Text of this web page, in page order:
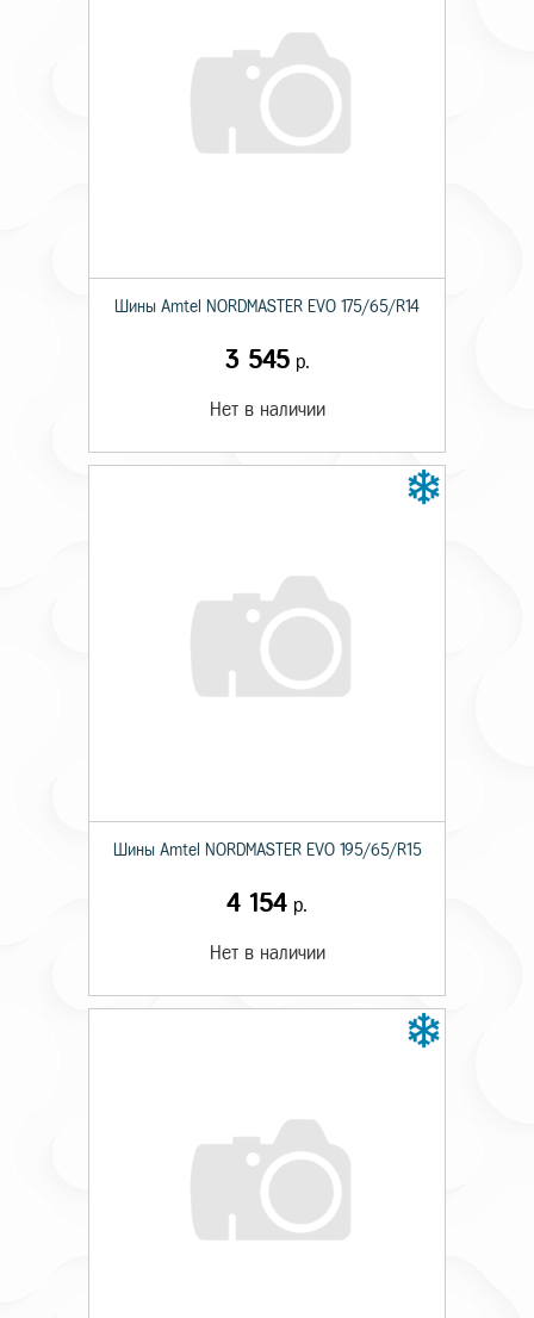
Шины Amtel NORDMASTER EVO 175/65/R14
3 545р.
Нет в наличии
Шины Amtel NORDMASTER EVO 195/65/R15
4 154 р.
Нет в наличии